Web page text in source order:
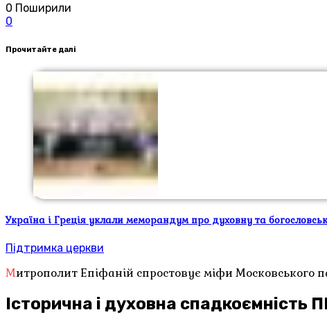
0 Поширили
0
Прочитайте далі
Україна і Греція уклали меморандум про духовну та
Підтримка церкви
Митрополит Епіфаній спростовує міфи Московського
Історична і духовна спадкоємність